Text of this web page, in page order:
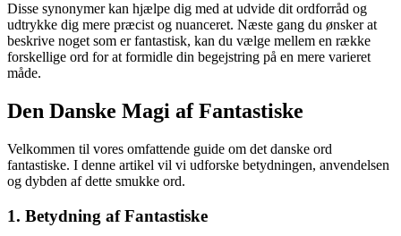
Disse synonymer kan hjælpe dig med at udvide dit ordforråd og
udtrykke dig mere præcist og nuanceret. Næste gang du ønsker at
beskrive noget som er fantastisk, kan du vælge mellem en række
forskellige ord for at formidle din begejstring på en mere varieret
måde.
Den Danske Magi af Fantastiske
Velkommen til vores omfattende guide om det danske ord
fantastiske. I denne artikel vil vi udforske betydningen, anvendelsen
og dybden af dette smukke ord.
1. Betydning af Fantastiske